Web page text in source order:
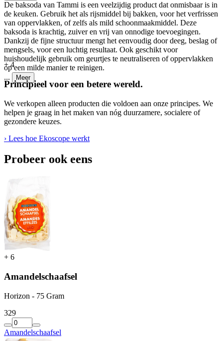
De baksoda van Tammi is een veelzijdig product dat onmisbaar is in
de keuken. Gebruik het als rijsmiddel bij bakken, voor het verfrissen
van oppervlakken, of zelfs als mild schoonmaakmiddel. Deze
baksoda is krachtig, zuiver en vrij van onnodige toevoegingen.
Dankzij de fijne structuur mengt het eenvoudig door deeg, beslag of
mengsels, voor een luchtig resultaat. Ook geschikt voor
huishoudelijk gebruik om geurtjes te neutraliseren of oppervlakken
op een milde manier te reinigen.
...
Meer
+4
Principieel voor een betere wereld.
We verkopen alleen producten die voldoen aan onze principes. We
helpen je graag in het maken van nóg duurzamere, socialere of
gezondere keuzes.
› Lees hoe Ekoscope werkt
Probeer ook eens
+ 6
Amandelschaafsel
Horizon - 75 Gram
329
Amandelschaafsel